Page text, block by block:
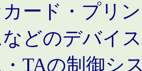
ード・プリ
どのデバイ
TAの制御シ